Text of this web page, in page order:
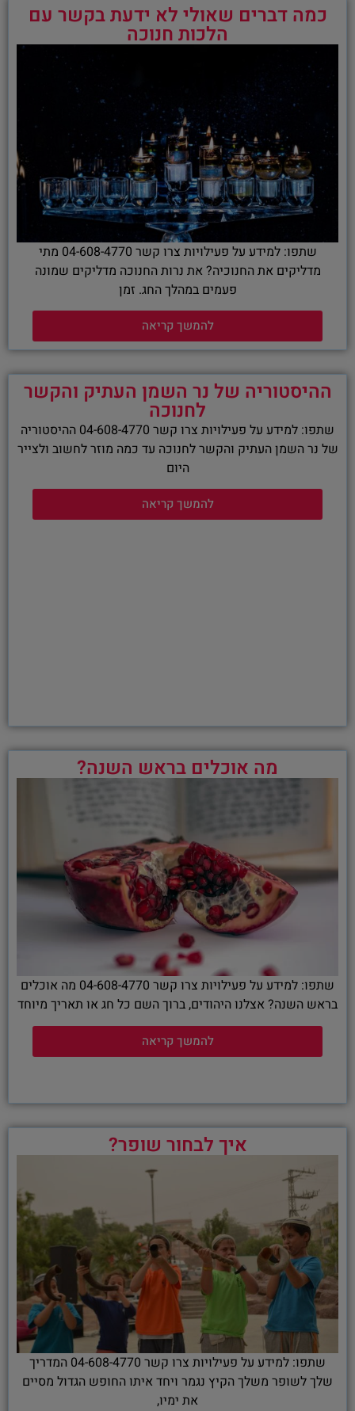
כמה דברים שאולי לא ידעת בקשר עם
הלכות חנוכה
שתפו: למידע על פעילויות צרו קשר 04-608-4770 מתי
מדליקים את החנוכיה? את נרות החנוכה מדליקים שמונה
פעמים במהלך החג. זמן
להמשך קריאה
ההיסטוריה של נר השמן העתיק והקשר
לחנוכה
שתפו: למידע על פעילויות צרו קשר 04-608-4770 ההיסטוריה
של נר השמן העתיק והקשר לחנוכה עד כמה מוזר לחשוב ולצייר
היום
להמשך קריאה
מה אוכלים בראש השנה?
שתפו: למידע על פעילויות צרו קשר 04-608-4770 מה אוכלים
בראש השנה? אצלנו היהודים, ברוך השם כל חג או תאריך מיוחד
להמשך קריאה
איך לבחור שופר?
שתפו: למידע על פעילויות צרו קשר 04-608-4770 המדריך
שלך לשופר משלך הקיץ נגמר ויחד איתו החופש הגדול מסיים
את ימיו,